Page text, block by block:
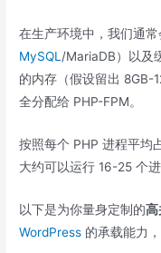
在生产环境中，我们通
MySQL/MariaDB）以及
的内存（假设留出 8GB-
全分配给 PHP-FPM。
按照每个 PHP 进程平均
大约可以运行 16-25 个进
以下是为你量身定制的高
WordPress 的承载能力